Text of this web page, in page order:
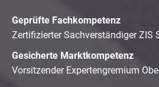
Geprüfte Fachkompetenz
Zertifizierter Sachverständiger ZIS
Gesicherte Marktkompetenz
Vorsitzender Expertengremium